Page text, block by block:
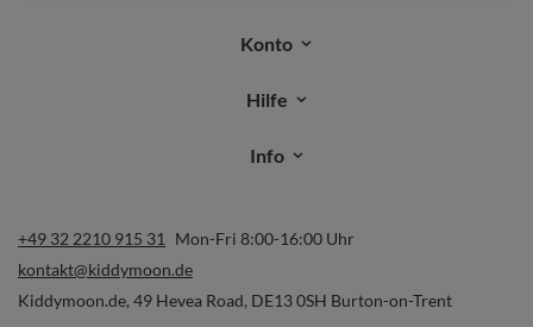
Konto
Hilfe
Info
+49 32 2210 915 31
Mon-Fri 8:00-16:00 Uhr
kontakt@kiddymoon.de
Kiddymoon.de, 49 Hevea Road, DE13 0SH Burton-on-Trent